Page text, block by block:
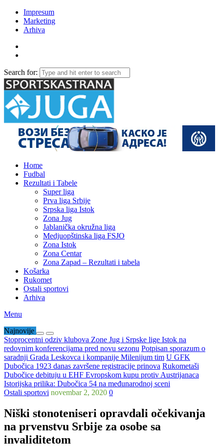
Impresum
Marketing
Arhiva
Search for:
Home
Fudbal
Rezultati i Tabele
Super liga
Prva liga Srbije
Srpska liga Istok
Zona Jug
Jablanička okružna liga
Medjuopštinska liga FSJO
Zona Istok
Zona Centar
Zona Zapad – Rezultati i tabela
Košarka
Rukomet
Ostali sportovi
Arhiva
Menu
Najnovije
Stoprocentni odziv klubova Zone Jug i Srpske lige Istok na
redovnim konferencijama pred novu sezonu Potpisan sporazum o
saradnji Grada Leskovca i kompanije Milenijum tim U GFK
Dubočica 1923 danas završene registracije prinova Rukometaši
Dubočice debituju u EHF Evropskom kupu protiv Austrijanaca
Istorijska prilika: Dubočica 54 na međunarodnoj sceni
Ostali sportovi novembar 2, 2020 0
Niški stonoteniseri opravdali očekivanja
na prvenstvu Srbije za osobe sa
invaliditetom